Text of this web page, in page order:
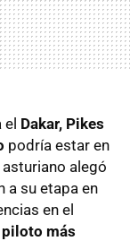
el Dakar, Pikes
podría estar en
alegó
a su etapa en
en el
más